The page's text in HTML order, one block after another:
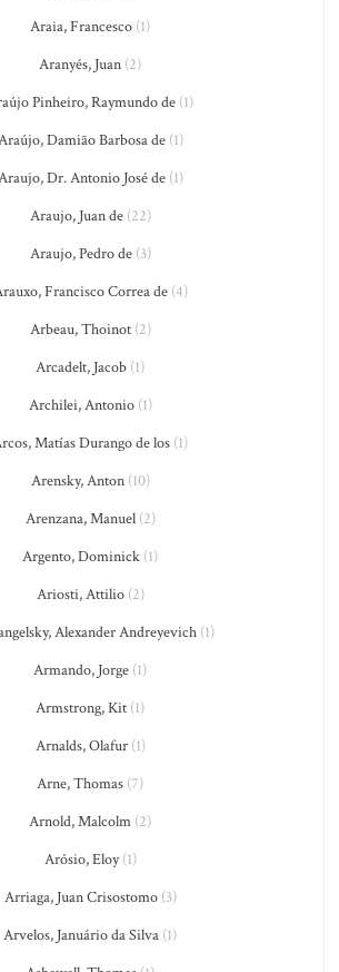
Araia, Francesco (1)
Aranyés, Juan (2)
Pinheiro, Raymundo de (1)
Damião Barbosa de(1)
Dr. Antonio José de(1)
Araujo, Juan de(22)
Araujo, Pedro de(3)
Francisco Correa de(4)
Arbeau, Thoinot(2)
Arcadelt, Jacob (1)
Archilei, Antonio(1)
Matías Durango de los (1)
Arensky, Anton(10)
Arenzana, Manuel(2)
Argento, Dominick (1)
Ariosti, Attilio(2)
Alexander Andreyevich(1)
Armando, Jorge (1)
Armstrong, Kit (1)
Arnalds, Olafur(1)
Arne, Thomas (7)
Arnold, Malcolm (2)
Arósio, Eloy(1)
Arriaga, Juan Crisostomo(3)
Arvelos, Januário da Silva (1)